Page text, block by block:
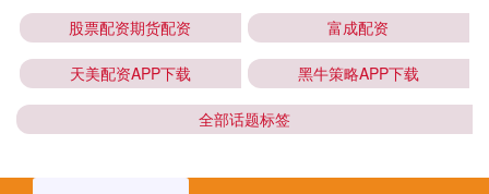
股票配资期货配资 富成配资
天美配资APP下载 黑牛策略APP下载
全部话题标签